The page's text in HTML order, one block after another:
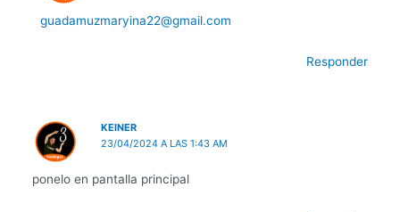
guadamuzmaryina22@gmail.com
Responder
KEINER
23/04/2024 A LAS 1:43 AM
ponelo en pantalla principal